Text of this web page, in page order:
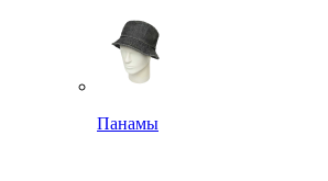
Панамы